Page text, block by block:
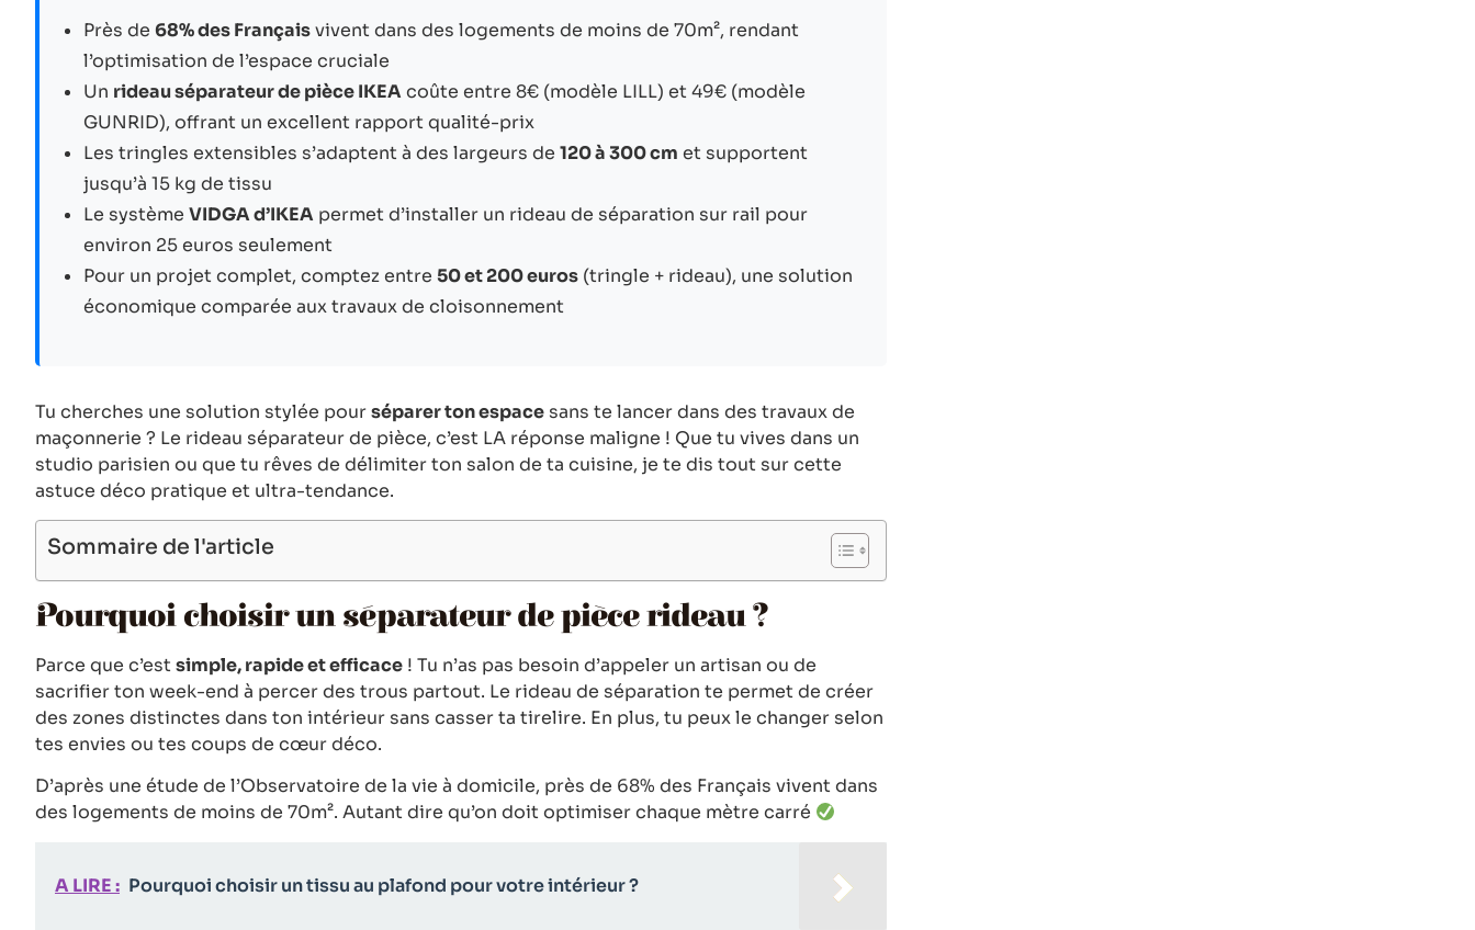
Près de 68% des Françaisvivent dans des logements de moins de 70m², rendant
l’optimisation de l’espace cruciale
Un rideau séparateur de pièce IKEAcoûte entre 8€ (modèle LILL) et 49€ (modèle
GUNRID), offrant un excellent rapport qualité-prix
Les tringles extensibles s’adaptent à des largeurs de 120 à 300 cm et supportent
jusqu’à 15 kg de tissu
Le système VIDGA d’IKEA permet d’installer un rideau de séparation sur rail pour
environ 25 euros seulement
Pour un projet complet, comptez entre 50 et 200 euros (tringle + rideau), une solution
économique comparée aux travaux de cloisonnement
Tu cherches une solution stylée pourséparer ton espace sans te lancer dans des travaux de
maçonnerie ? Le rideau séparateur de pièce, c’est LA réponse maligne ! Que tu vives dans un
studio parisien ou que tu rêves de délimiter ton salon de ta cuisine, je te dis tout sur cette
astuce déco pratique et ultra-tendance.
Sommaire de l'article
Pourquoi choisir un séparateur de pièce rideau ?
Parce que c’est simple, rapide et efficace ! Tu n’as pas besoin d’appeler un artisan ou de
sacrifier ton week-end à percer des trous partout. Le rideau de séparation te permet de créer
des zones distinctes dans ton intérieur sans casser ta tirelire. En plus, tu peux le changer selon
tes envies ou tes coups de cœur déco.
D’après une étude de l’Observatoire de la vie à domicile, près de 68% des Français vivent dans
des logements de moins de 70m². Autant dire qu’on doit optimiser chaque mètre carré
A LIRE : Pourquoi choisir un tissu au plafond pour votre intérieur ?